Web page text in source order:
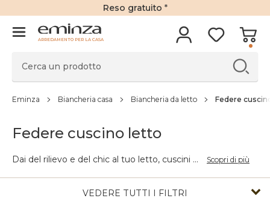
Reso gratuito *
ARREDAMENTO PER LA CASA
Eminza Biancheria casa Biancheria da letto Federe
Federe cuscino letto
Dai del rilievo e del chic al tuo letto, cuscini ... Scopri di più
VEDERE TUTTI I FILTRI